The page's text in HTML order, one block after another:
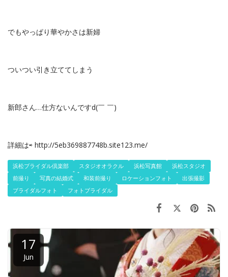
でもやっぱり華やかさは新婦
ついつい引き立ててしまう
新郎さん…仕方ないんですd(￣ ￣)
詳細は⇨ http://5eb369887748b.site123.me/
浜松ブライダル倶楽部 スタジオオラクル 浜松写真館
浜松スタジオ
前撮り
写真の結婚式 和装前撮り ロケーションフォト
出張撮影
ブライダルフォト
フォトブライダル
17
Jun